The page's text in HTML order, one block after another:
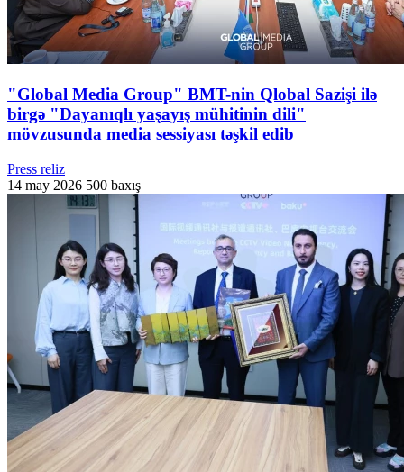
"Global Media Group" BMT-nin Qlobal Sazişi ilə
birgə "Dayanıqlı yaşayış mühitinin dili"
mövzusunda media sessiyası təşkil edib
Press reliz
14 may 2026 500 baxış